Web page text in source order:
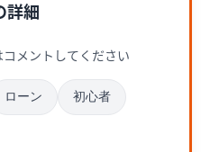
詳細
メントしてください
ローン 初心者